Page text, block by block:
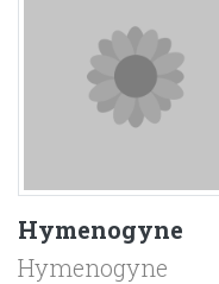
Hymenogyne
Hymenogyne